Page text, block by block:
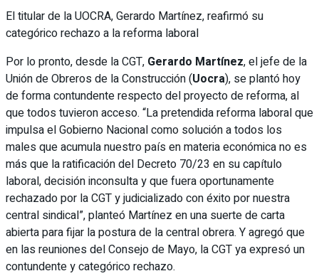
El titular de la UOCRA, Gerardo Martínez, reafirmó su
categórico rechazo a la reforma laboral
Por lo pronto, desde la CGT, Gerardo Martínez, el jefe de la
Unión de Obreros de la Construcción (Uocra), se plantó hoy
de forma contundente respecto del proyecto de reforma, al
que todos tuvieron acceso. “La pretendida reforma laboral que
impulsa el Gobierno Nacional como solución a todos los
males que acumula nuestro país en materia económica no es
más que la ratificación del Decreto 70/23 en su capítulo
laboral, decisión inconsulta y que fuera oportunamente
rechazado por la CGT y judicializado con éxito por nuestra
central sindical”, planteó Martínez en una suerte de carta
abierta para fijar la postura de la central obrera. Y agregó que
en las reuniones del Consejo de Mayo, la CGT ya expresó un
contundente y categórico rechazo.